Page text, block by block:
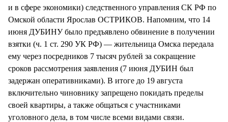
и в сфере экономики) следственного управления СК РФ по
Омской области Ярослав ОСТРИКОВ. Напомним, что 14
июня ДУБИНУ было предъявлено обвинение в получении
взятки (ч. 1 ст. 290 УК РФ) — жительница Омска передала
ему через посредников 7 тысяч рублей за сокращение
сроков рассмотрения заявления (7 июня ДУБИН был
задержан оперативниками). В итоге до 19 августа
включительно чиновнику запрещено покидать пределы
своей квартиры, а также общаться с участниками
уголовного дела, в том числе всеми видами связи.